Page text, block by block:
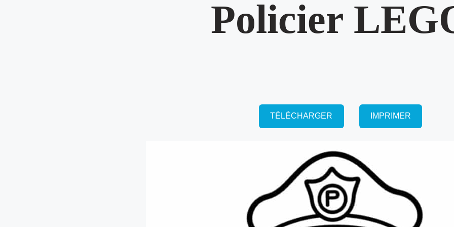
Policier
TÉLÉCHARGER IMPRIMER